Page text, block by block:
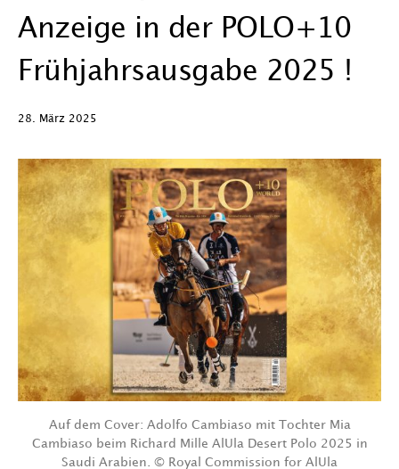
Anzeige in der POLO+10
Frühjahrsausgabe 2025 !
28. März 2025
Auf dem Cover: Adolfo Cambiaso mit Tochter Mia
Cambiaso beim Richard Mille AlUla Desert Polo 2025 in
Saudi Arabien. © Royal Commission for AlUla